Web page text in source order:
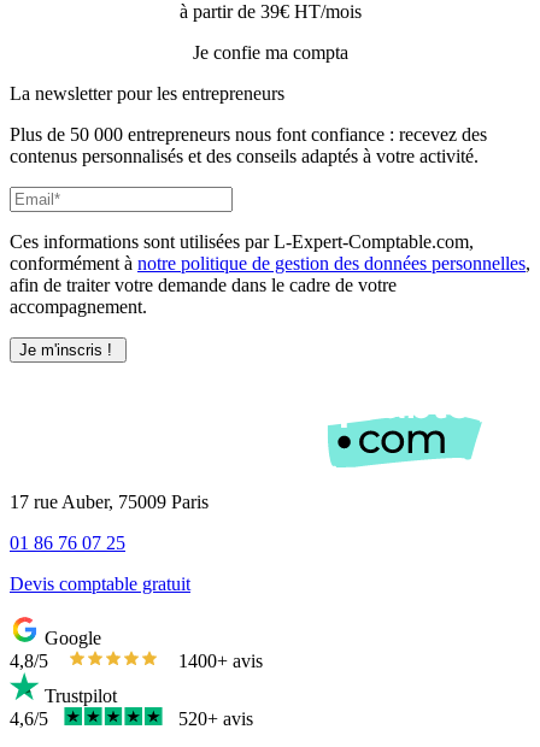
à partir de 39€ HT/mois
Je confie ma compta
La newsletter pour les entrepreneurs
Plus de 50 000 entrepreneurs nous font confiance : recevez des
contenus personnalisés et des conseils adaptés à votre activité.
Ces informations sont utilisées par L-Expert-Comptable.com,
conformément à notre politique de gestion des données personnelles,
afin de traiter votre demande dans le cadre de votre
accompagnement.
17 rue Auber, 75009 Paris
01 86 76 07 25
Devis comptable gratuit
Google
4,8/5
1400+ avis
Trustpilot
4,6/5
520+ avis